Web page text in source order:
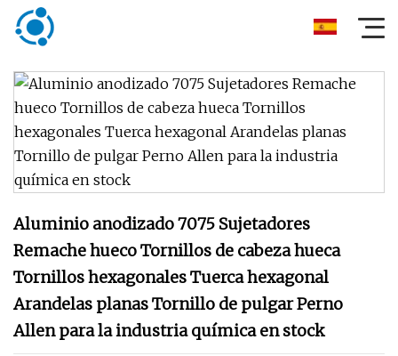
Aluminio anodizado 7075 Sujetadores
Remache hueco Tornillos de cabeza hueca
Tornillos hexagonales Tuerca hexagonal
Arandelas planas Tornillo de pulgar Perno
Allen para la industria química en stock